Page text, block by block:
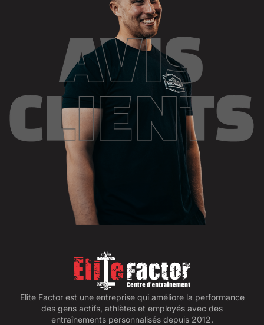
Elite Factor est une entreprise qui améliore la performance
des gens actifs, athlètes et employés avec des
entraînements personnalisés depuis 2012.